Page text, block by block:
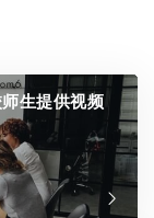
生提供视频